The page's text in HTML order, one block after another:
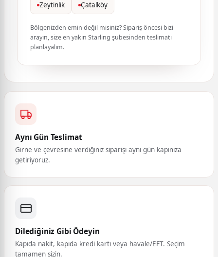
Zeytinlik Çatalköy
Bölgenizden emin değil misiniz? Sipariş öncesi bizi
arayın, size en yakın Starling şubesinden teslimatı
planlayalım.
Aynı Gün Teslimat
Girne ve çevresine verdiğiniz siparişi aynı gün kapınıza
getiriyoruz.
Dilediğiniz Gibi Ödeyin
Kapıda nakit, kapıda kredi kartı veya havale/EFT. Seçim
tamamen sizin.